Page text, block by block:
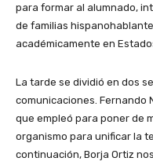
para formar al alumnado,
de familias
académicamente en
La tarde se dividió en dos
comunicaciones. Fernando
que empleó para poner de
organismo para unificar la
continuación, Borja Ortiz